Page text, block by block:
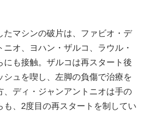
たマシンの破片は、ファビオ・デ
ニオ、ヨハン・ザルコ、ラウル・
にも接触。ザルコは再スタート後
シュを喫し、左脚の負傷で治療を
、ディ・ジャンアントニオは手の
も、2度目の再スタートを制してい